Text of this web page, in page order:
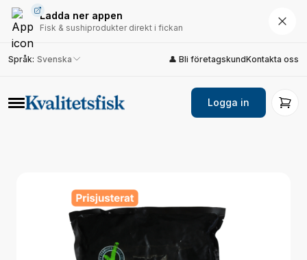
Ladda ner appen
Fisk & sushiprodukter direkt i fickan
Språk: Svenska 👤 Bli företagskundKontakta oss
Logga in